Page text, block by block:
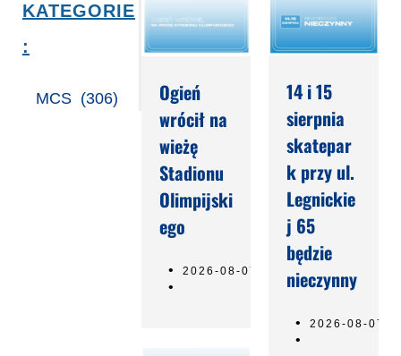
KATEGORIE
:
MCS (306)
Ogień
wrócił na
wieżę
Stadionu
Olimpijski
ego
2026-08-07
14 i 15
sierpnia
skatepar
k przy ul.
Legnickie
j 65
będzie
nieczynny
2026-08-07